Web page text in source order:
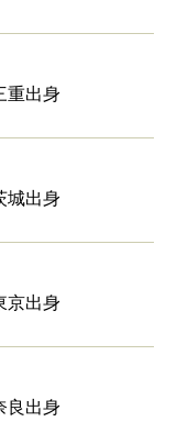
重出身
城出身
京出身
良出身